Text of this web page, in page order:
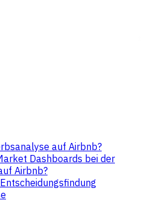
auf Airbnb?
Dashboards bei der
Airbnb?